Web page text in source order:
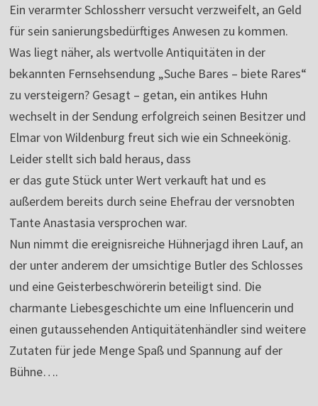
Ein verarmter Schlossherr versucht verzweifelt, an Geld
für sein sanierungsbedürftiges Anwesen zu kommen.
Was liegt näher, als wertvolle Antiquitäten in der
bekannten Fernsehsendung „Suche Bares – biete Rares“
zu versteigern? Gesagt – getan, ein antikes Huhn
wechselt in der Sendung erfolgreich seinen Besitzer und
Elmar von Wildenburg freut sich wie ein Schneekönig.
Leider stellt sich bald heraus, dass
er das gute Stück unter Wert verkauft hat und es
außerdem bereits durch seine Ehefrau der versnobten
Tante Anastasia versprochen war.
Nun nimmt die ereignisreiche Hühnerjagd ihren Lauf, an
der unter anderem der umsichtige Butler des Schlosses
und eine Geisterbeschwörerin beteiligt sind. Die
charmante Liebesgeschichte um eine Influencerin und
einen gutaussehenden Antiquitätenhändler sind weitere
Zutaten für jede Menge Spaß und Spannung auf der
Bühne….